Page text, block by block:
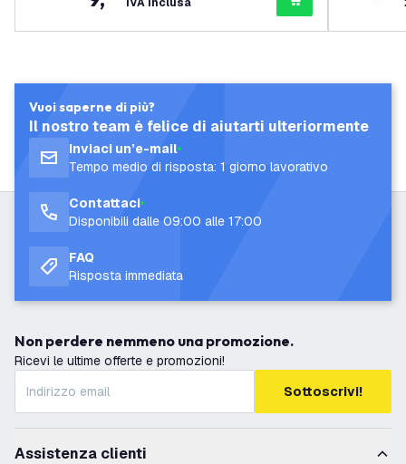
Vuoi saperne di più?
Il nostro team è felice di aiutarti ulteriormente
Inviaci un’e-mail
Tempo medio di risposta: 1 giorno lavorativo
Contattaci
Disponibili dalle 09:00 alle 17:00
FAQ
Risposta immediata
Non perdere nemmeno una promozione.
Ricevi le ultime offerte e promozioni!
Sottoscrivi!
Assistenza clienti